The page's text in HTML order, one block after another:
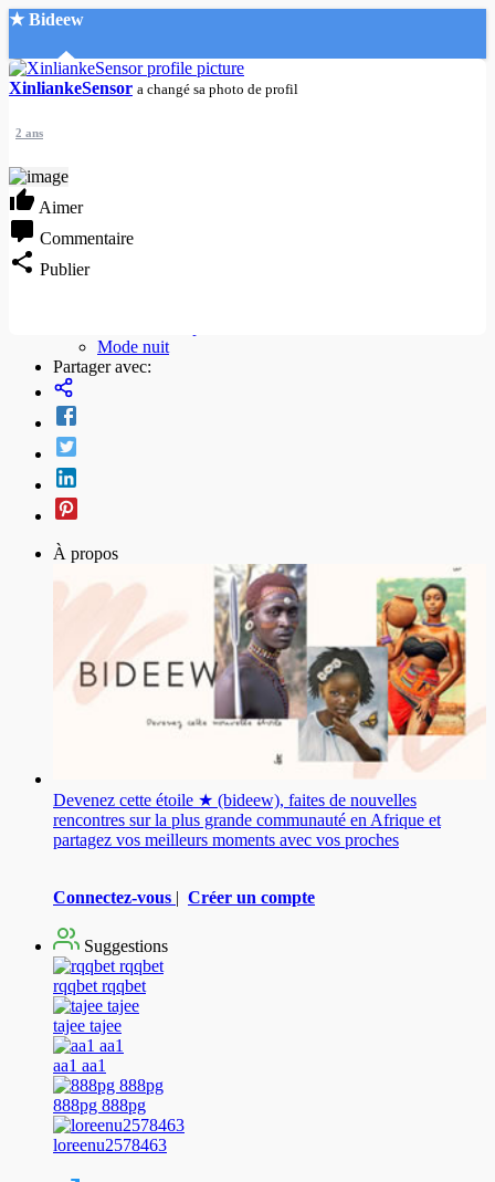
★ Bideew
Accueil
Recherche Avancée
Mode nuit
XinliankeSensor a changé sa photo de profil
2 ans
Aimer
Commentaire
Publier
Partager avec:
À propos
Devenez cette étoile ★ (bideew), faites de nouvelles
rencontres sur la plus grande communauté en Afrique et
partagez vos meilleurs moments avec vos proches
Connectez-vous | Créer un compte
Suggestions
rqqbet rqqbet
tajee tajee
aa1 aa1
888pg 888pg
loreenu2578463